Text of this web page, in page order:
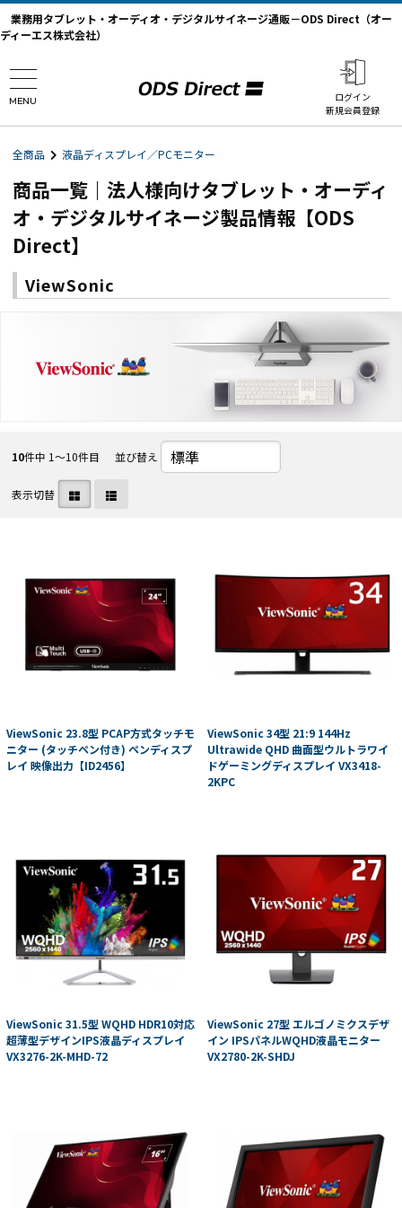
業務用タブレット・オーディオ・デジタルサイネージ通販－ODS Direct（オー
ディーエス株式会社）
MENU
ログイン
新規会員登録
全商品 液晶ディスプレイ／PCモニター
商品一覧｜法人様向けタブレット・オーディ
オ・デジタルサイネージ製品情報【ODS
Direct】
ViewSonic
10件中 1〜10件目 並び替え
表示切替
ViewSonic 23.8型 PCAP方式タッチモ
ニター (タッチペン付き) ペンディスプ
レイ 映像出力【ID2456】
ViewSonic 34型 21:9 144Hz
Ultrawide QHD 曲面型ウルトラワイ
ドゲーミングディスプレイ VX3418-
2KPC
ViewSonic 31.5型 WQHD HDR10対応
超薄型デザインIPS液晶ディスプレイ
VX3276-2K-MHD-72
ViewSonic 27型 エルゴノミクスデザ
イン IPSパネルWQHD液晶モニター
VX2780-2K-SHDJ